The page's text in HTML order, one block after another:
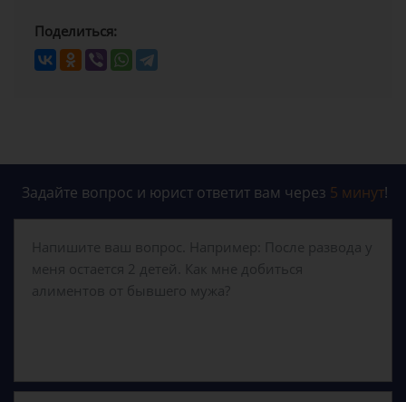
Поделиться:
Задайте вопрос и юрист ответит вам через 5 минут!